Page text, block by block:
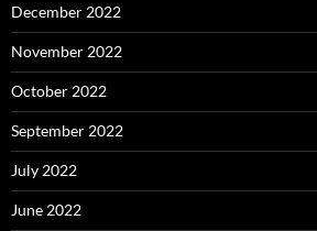
December 2022
November 2022
October 2022
September 2022
July 2022
June 2022